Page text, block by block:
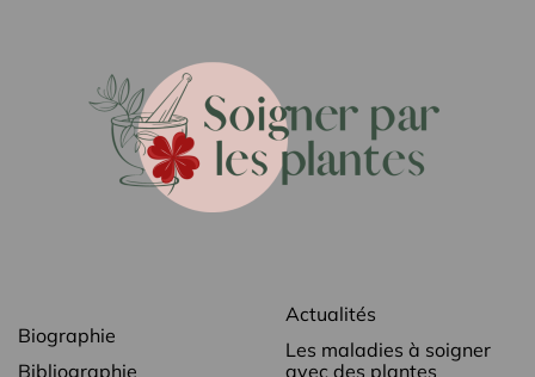
Biographie
Bibliographie
Actualités
Les maladies à soigner
avec des plantes